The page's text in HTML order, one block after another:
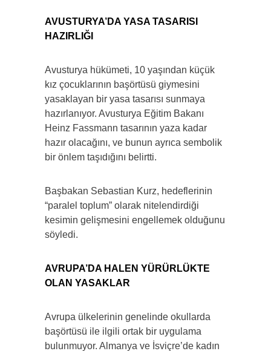
AVUSTURYA’DA YASA TASARISI
HAZIRLIĞI
Avusturya hükümeti, 10 yaşından küçük
kız çocuklarının başörtüsü giymesini
yasaklayan bir yasa tasarısı sunmaya
hazırlanıyor. Avusturya Eğitim Bakanı
Heinz Fassmann tasarının yaza kadar
hazır olacağını, ve bunun ayrıca sembolik
bir önlem taşıdığını belirtti.
Başbakan Sebastian Kurz, hedeflerinin
“paralel toplum” olarak nitelendirdiği
kesimin gelişmesini engellemek olduğunu
söyledi.
AVRUPA’DA HALEN YÜRÜRLÜKTE
OLAN YASAKLAR
Avrupa ülkelerinin genelinde okullarda
başörtüsü ile ilgili ortak bir uygulama
bulunmuyor. Almanya ve İsviçre’de kadın